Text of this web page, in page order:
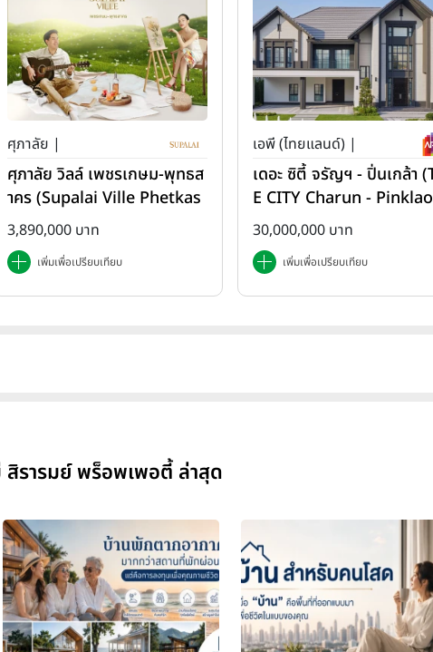
ศุภาลัย |
ศุภาลัย วิลล์ เพชรเกษม-พุทธส
าคร (Supalai Ville Phetkas
em-Phutthasakorn)
3,890,000 บาท
เพิ่มเพื่อเปรียบเทียบ
เอพี (ไทยแลนด์) |
เดอะ ซิตี้ จรัญฯ - ปิ่นเกล้า
E CITY Charun -
30,000,000 บาท
เพิ่มเพื่อเปรียบเทียบ
สิรารมย์ พร็อพเพอตี้ ล่าสุด